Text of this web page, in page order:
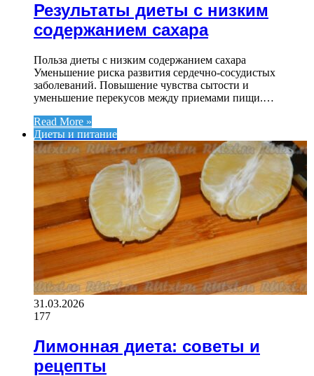
Результаты диеты с низким
содержанием сахара
Польза диеты с низким содержанием сахара
Уменьшение риска развития сердечно-сосудистых
заболеваний. Повышение чувства сытости и
уменьшение перекусов между приемами пищи.…
Read More »
Диеты и питание
31.03.2026
177
Лимонная диета: советы и
рецепты